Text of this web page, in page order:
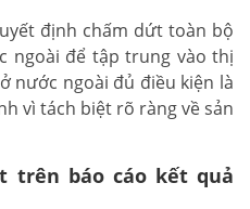
định chấm dứt toàn bộ
ngoài để tập trung vào thị
nước ngoài đủ điều kiện là
vì tách biệt rõ ràng về sản
trên báo cáo kết quả